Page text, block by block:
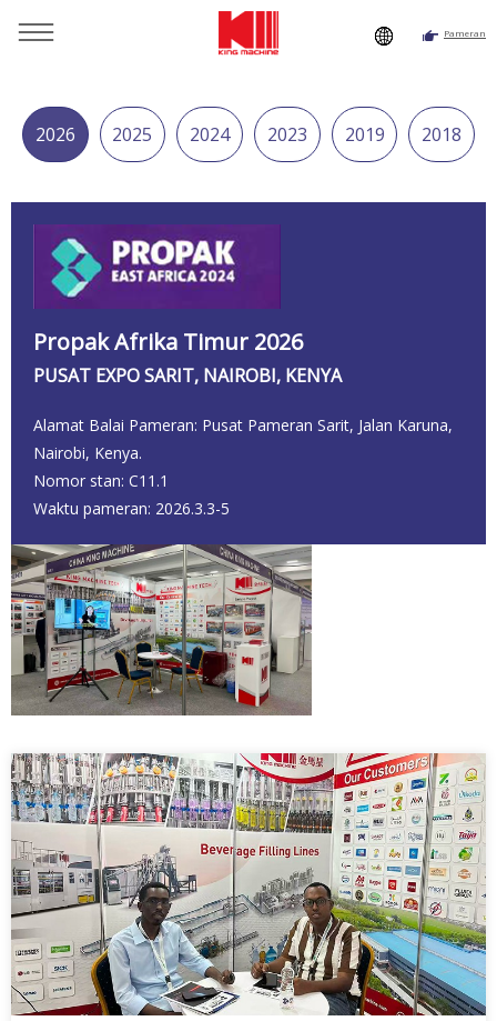
Pameran
2026 2025 2024 2023 2019 2018
Propak Afrika Timur 2026
PUSAT EXPO SARIT, NAIROBI, KENYA
Alamat Balai Pameran: Pusat Pameran Sarit, Jalan Karuna,
Nairobi, Kenya.
Nomor stan: C11.1
Waktu pameran: 2026.3.3-5